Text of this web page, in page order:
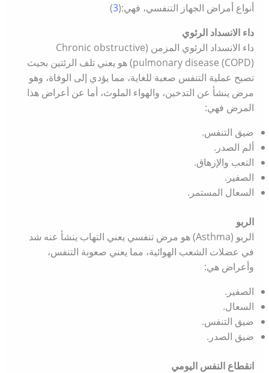
أنواع أمراض الجهاز التنفسي، فهي:(3
)
داء الانسداد الرئوي
داء الانسداد الرئوي المزمن (Chronic obstructive
pulmonary disease (COPD)) هو يعني تلف الرئتين بحيث
تصبح عملية التنفس صعبة للغاية، مما يؤدي إلى الوفاة، وهو
مرض ينشأ عن التدخين، والهواء الملوث، أما عن أعراض هذا
المرض فهي:
ضيق التنفس.
ألم الصدر.
التعب والإرهاق.
الصفير.
السعال المستمر.
الربو
الربو (Asthma) هو مرض تنفسي يعني التهاب ينشأ عنه شد
في عضلات الشعب الهوائية، مما يعني صعوبة التنفس،
وأعراض هي:
الصفير.
السعال.
ضيق التنفس.
ضيق الصدر.
انقطاع النفس اليومي